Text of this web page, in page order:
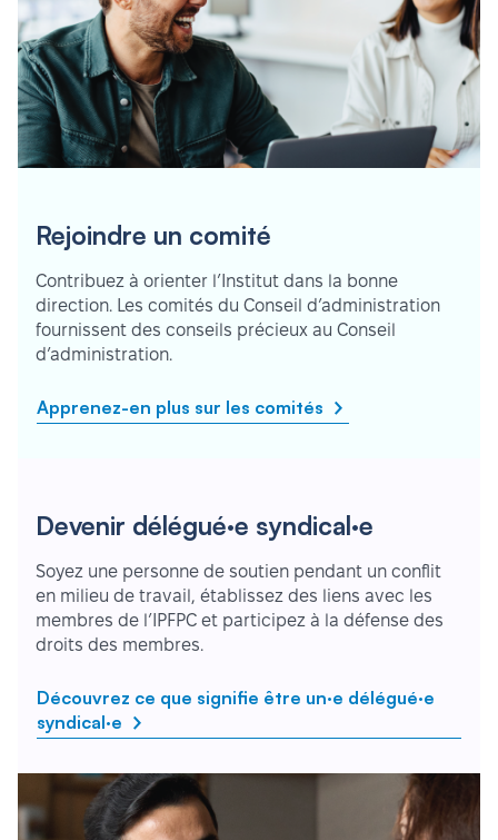
Rejoindre un comité
Contribuez à orienter l’Institut dans la bonne
direction. Les comités du Conseil d’administration
fournissent des conseils précieux au Conseil
d’administration.
Apprenez-en plus sur les comités
Devenir délégué·e syndical·e
Soyez une personne de soutien pendant un conflit
en milieu de travail, établissez des liens avec les
membres de l’IPFPC et participez à la défense des
droits des membres.
Découvrez ce que signifie être un·e délégué·e
syndical·e